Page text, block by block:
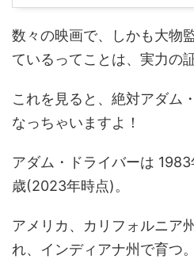
数々の映画で、しかも大物
ているってことは、実力の
これを見ると、絶対アダム
なっちゃいますよ！
アダム・ドライバーは
歳(2023年時点)。
アメリカ、カリフォルニア
れ、インディアナ州で育つ。